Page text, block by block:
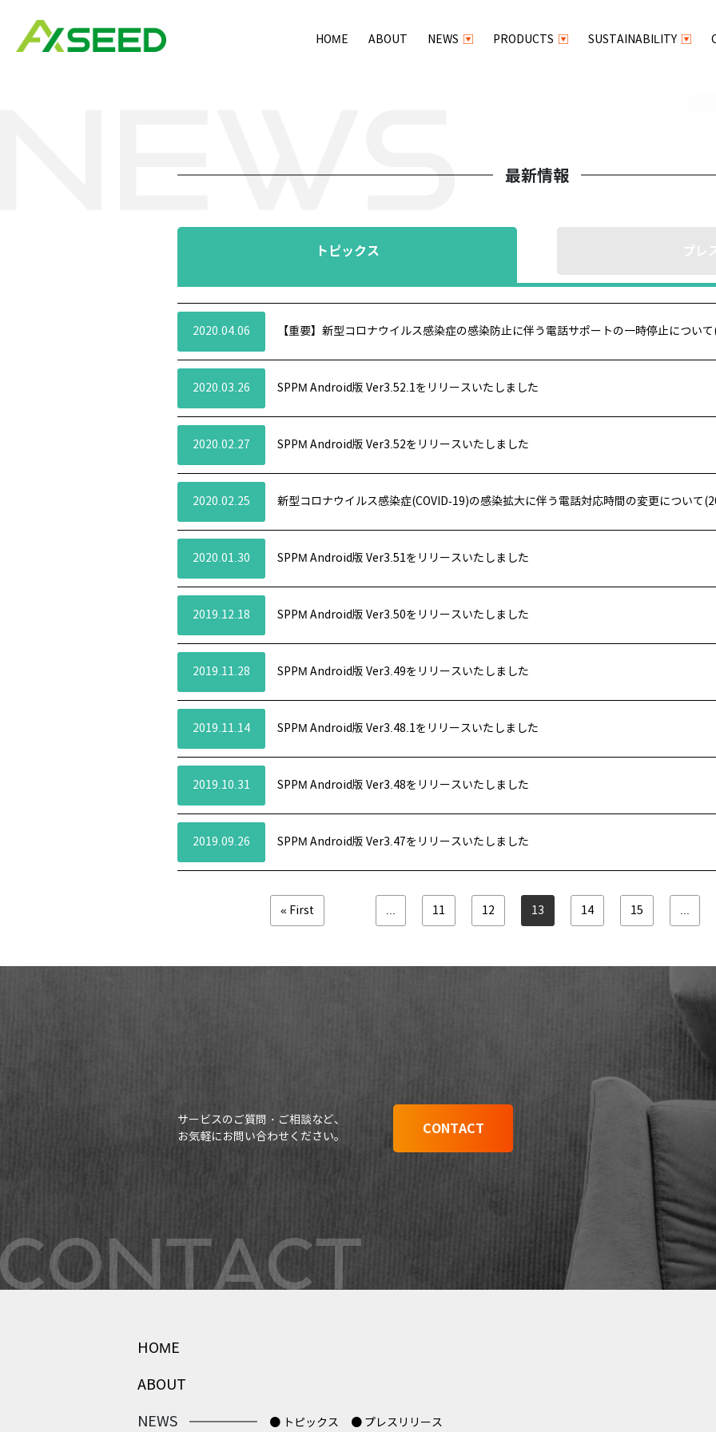
HOME ABOUT NEWS PRODUCTS SUSTAINABILITY
最新情報
トピックス
2020.04.06 【重要】新型コロナウイルス感染症の感染防止に伴う電話サポートの一時停止につい
2020.03.26 SPPM Android版 Ver3.52.1をリリースいたしました
2020.02.27 SPPM Android版 Ver3.52をリリースいたしました
2020.02.25 新型コロナウイルス感染症(COVID-19)の感染拡大に伴う電話対応時間の変更について
2020.01.30 SPPM Android版 Ver3.51をリリースいたしました
2019.12.18 SPPM Android版 Ver3.50をリリースいたしました
2019.11.28 SPPM Android版 Ver3.49をリリースいたしました
2019.11.14 SPPM Android版 Ver3.48.1をリリースいたしました
2019.10.31 SPPM Android版 Ver3.48をリリースいたしました
2019.09.26 SPPM Android版 Ver3.47をリリースいたしました
« First ... 11 12 13 14 15 ...
サービスのご質問・ご相談など、
お気軽にお問い合わせください。
CONTACT
HOME
ABOUT
NEWS ● トピックス ● プレスリリース